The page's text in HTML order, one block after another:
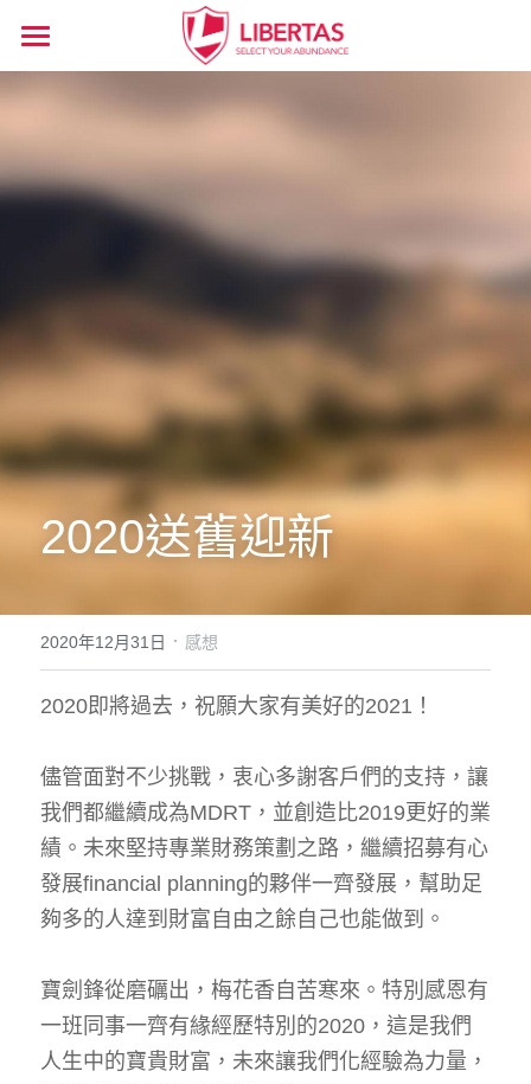
精華文章
所有博客分類
信託
感想
投資
退休
專題講座
搜索
2020送舊迎新
2020年12月31日 · 感想
2020即將過去，祝願大家有美好的2021！
儘管面對不少挑戰，衷心多謝客戶們的支持，讓
我們都繼續成為MDRT，並創造比2019更好的業
績。未來堅持專業財務策劃之路，繼續招募有心
發展financial planning的夥伴一齊發展，幫助足
夠多的人達到財富自由之餘自己也能做到。
寶劍鋒從磨礪出，梅花香自苦寒來。特別感恩有
一班同事一齊有緣經歷特別的2020，這是我們
人生中的寶貴財富，未來讓我們化經驗為力量，